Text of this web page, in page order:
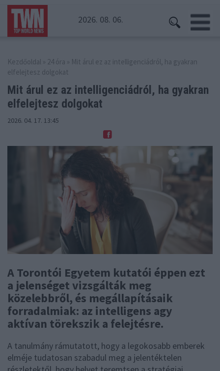
2026. 08. 06.
Kezdőoldal » 24 óra » Mit árul ez az intelligenciádról, ha gyakran
elfelejtesz dolgokat
Mit árul ez az intelligenciádról, ha gyakran
elfelejtesz dolgokat
2026. 04. 17. 13:45
A Torontói Egyetem kutatói éppen ezt
a jelenséget vizsgálták meg
közelebbről, és megállapításaik
forradalmiak: az intelligens agy
aktívan törekszik a felejtésre.
A tanulmány rámutatott, hogy a legokosabb emberek
elméje tudatosan szabadul meg a jelentéktelen